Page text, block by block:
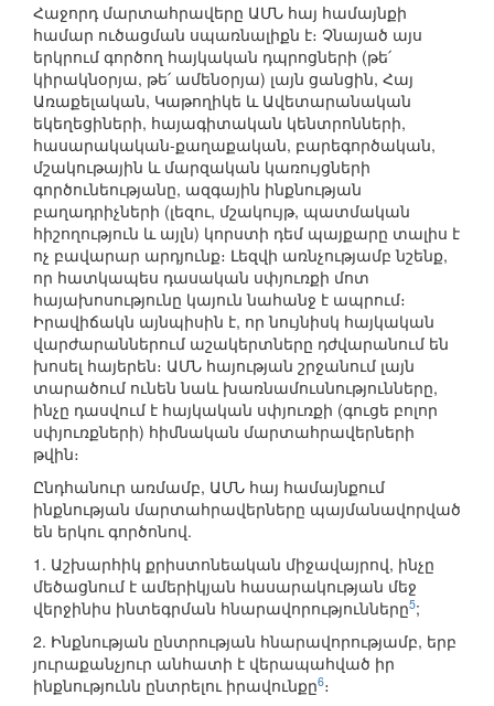
Հաջորդ մարտահրավերը ԱՄՆ հայ համայնքի
համար ուծացման սպառնալիքն է։ Չնայած այս
երկրում գործող հայկական դպրոցների (թե՛
կիրակնօրյա, թե՛ ամենօրյա) լայն ցանցին, Հայ
Առաքելական, Կաթողիկե և Ավետարանական
եկեղեցիների, հայագիտական կենտրոնների,
հասարակական-քաղաքական, բարեգործական,
մշակութային և մարզական կառույցների
գործունեությանը, ազգային ինքնության
բաղադրիչների (լեզու, մշակույթ, պատմական
հիշողություն և այլն) կորստի դեմ պայքարը տալիս է
ոչ բավարար արդյունք։ Լեզվի առնչությամբ նշենք,
որ հատկապես դասական սփյուռքի մոտ
հայախոսությունը կայուն նահանջ է ապրում։
Իրավիճակն այնպիսին է, որ նույնիսկ հայկական
վարժարաններում աշակերտները դժվարանում են
խոսել հայերեն։ ԱՄՆ հայության շրջանում լայն
տարածում ունեն նաև խառնամուսնությունները,
ինչը դասվում է հայկական սփյուռքի (գուցե բոլոր
սփյուռքների) հիմնական մարտահրավերների
թվին։
Ընդհանուր առմամբ, ԱՄՆ հայ համայնքում
ինքնության մարտահրավերները պայմանավորված
են երկու գործոնով.
1. Աշխարհիկ քրիստոնեական միջավայրով, ինչը
մեծացնում է ամերիկյան հասարակության մեջ
վերջինիս ինտեգրման հնարավորությունները5;
2. Ինքնության ընտրության հնարավորությամբ, երբ
յուրաքանչյուր անհատի է վերապահված իր
ինքնությունն ընտրելու իրավունքը6։